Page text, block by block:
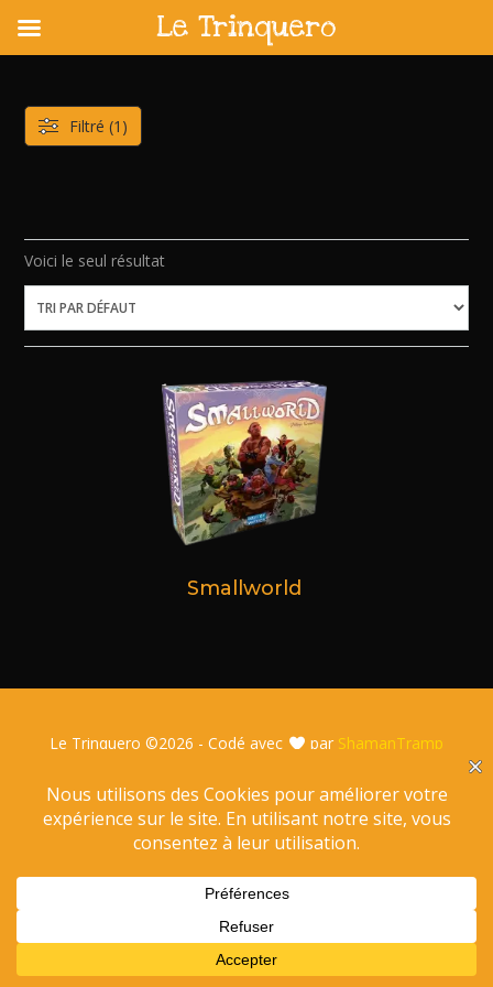
content
Voici le seul résultat
Smallworld
Filtré (1)
Le Trinquero ©2026 - Codé avec par ShamanTramp
Le Trinquero